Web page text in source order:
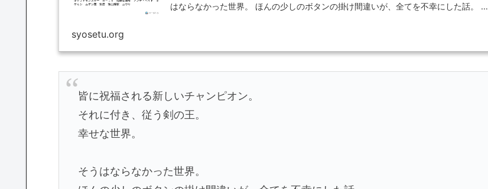
はならなかった世界。 ほんの少しのボタンの掛け間違いが、全てを不幸にした話。 …
syosetu.org
皆に祝福される新しいチャンピオン。
それに付き、従う剣の王。
幸せな世界。
そうはならなかった世界。